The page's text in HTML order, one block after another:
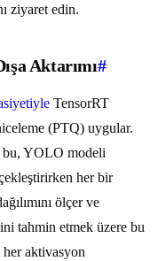
ziyaret edin.
Aktarımı#
TensorRT
(PTQ) uygular.
bu, YOLO modeli
her bir
ölçer ve
tahmin etmek üzere bu
her aktivasyon